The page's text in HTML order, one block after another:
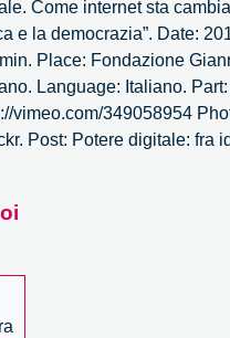
Come internet sta
e la democrazia”. Date:
Place: Fondazione
Language: Italiano. Part:
vimeo.com/349058954
Post: Potere digitale: fra